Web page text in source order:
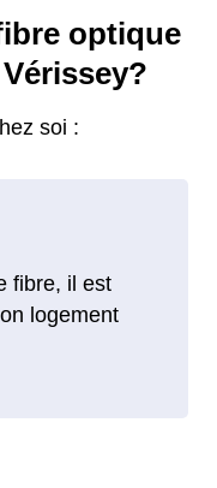
optique
soi :
fibre, il est
logement